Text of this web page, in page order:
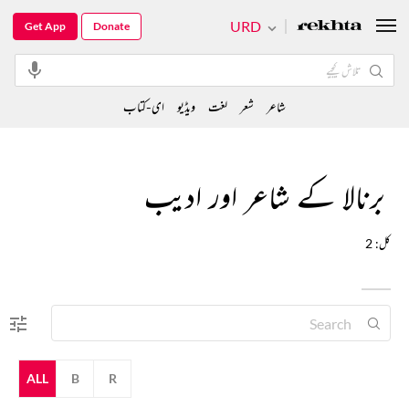
برنالا کے شاعر اور ادیب
کل: 2
ALL B R
URD
Get App Donate
شاعر شعر لغت ویڈیو ای-کتاب